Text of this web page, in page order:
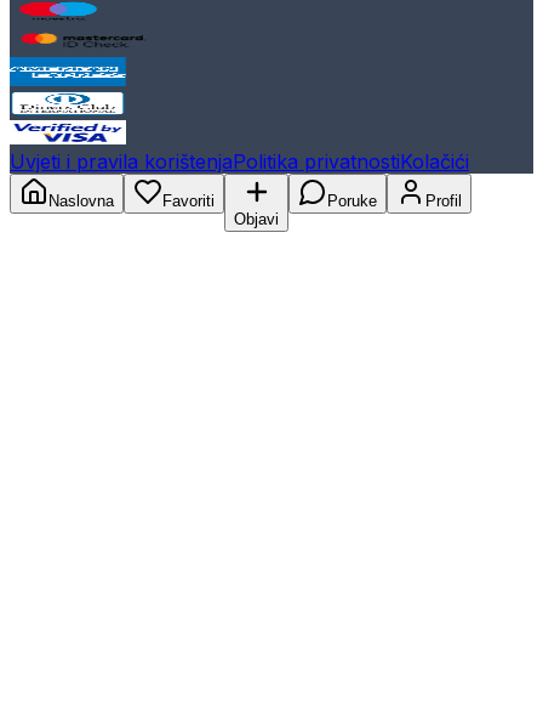
Uvjeti i pravila korištenjaPolitika privatnostiKolačići
Naslovna
Favoriti
Objavi
Poruke Profil